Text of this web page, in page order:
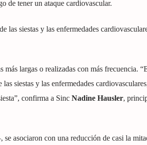
de tener un ataque cardiovascular.
las siestas y las enfermedades
más largas o realizadas con más frecuencia.
siestas y las enfermedades
confirma a Sinc Nadine Hausler,
se asociaron con una reducción de casi la